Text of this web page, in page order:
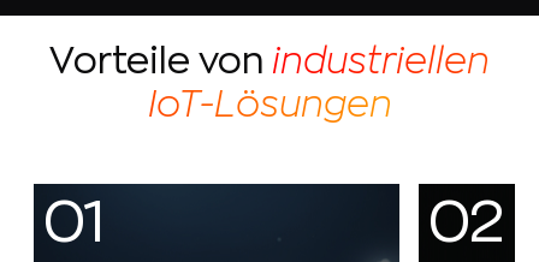
Vorteile von industriellen
IoT-Lösungen